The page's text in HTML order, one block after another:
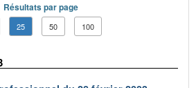
Résultats par page
25 50 100